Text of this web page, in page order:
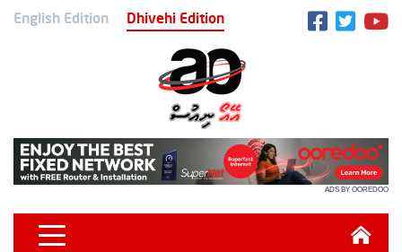
English Edition Dhivehi Edition
ADS BY OOREDOO